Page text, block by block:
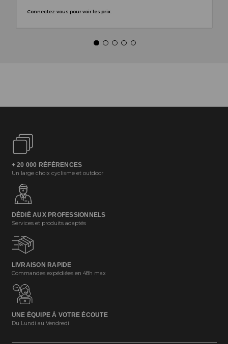
Connectez-vous pour voir les prix.
+ 20 000 RÉFÉRENCES
Un large choix cyclisme et outdoor
DÉDIÉ AUX PROFESSIONNELS
Services et produits adaptés
LIVRAISON RAPIDE
Commandes expédiées en 48h max
UNE ÉQUIPE À VOTRE ÉCOUTE
Du Lundi au Vendredi